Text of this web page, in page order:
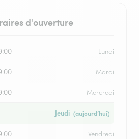
d'ouverture
Lundi
Mardi
Mercredi
Jeudi (aujourd’hui)
Vendredi